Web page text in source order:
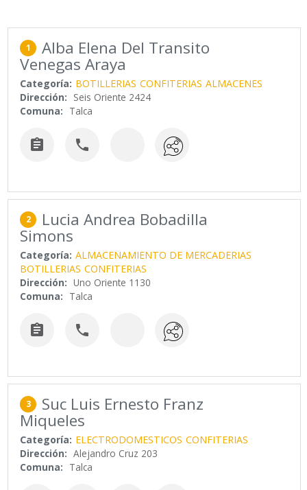
1 Alba Elena Del Transito
Venegas Araya
Categoría: BOTILLERIAS CONFITERIAS ALMACENES
Dirección: Seis Oriente 2424
Comuna: Talca
 
2 Lucia Andrea Bobadilla
Simons
Categoría: ALMACENAMIENTO DE MERCADERIAS
BOTILLERIAS CONFITERIAS
Dirección: Uno Oriente 1130
Comuna: Talca
 
3 Suc Luis Ernesto Franz
Miqueles
Categoría: ELECTRODOMESTICOS CONFITERIAS
Dirección: Alejandro Cruz 203
Comuna: Talca